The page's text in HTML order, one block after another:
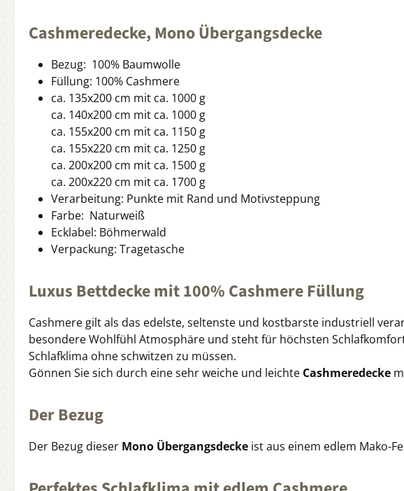
Cashmeredecke, Mono Übergangsdecke
Bezug: 100% Baumwolle
Füllung: 100% Cashmere
ca. 135x200 cm mit ca. 1000 g
ca. 140x200 cm mit ca. 1000 g
ca. 155x200 cm mit ca. 1150 g
ca. 155x220 cm mit ca. 1250 g
ca. 200x200 cm mit ca. 1500 g
ca. 200x220 cm mit ca. 1700 g
Verarbeitung: Punkte mit Rand und Motivsteppung
Farbe: Naturweiß
Ecklabel: Böhmerwald
Verpackung: Tragetasche
Luxus Bettdecke mit 100% Cashmere Füllung
Cashmere gilt als das edelste, seltenste und kostbarste industriell
besondere Wohlfühl Atmosphäre und steht für höchsten
Schlafklima ohne schwitzen zu müssen.
Gönnen Sie sich durch eine sehr weiche und leichte Cashmeredecke
Der Bezug
Der Bezug dieser Mono Übergangsdecke ist aus einem edlem Mako-